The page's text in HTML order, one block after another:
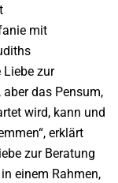
mit
Liebe zur
das Pensum,
wird, kann und
erklärt
zur Beratung
einem Rahmen,